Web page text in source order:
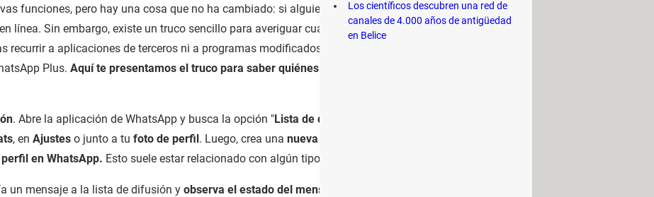
funciones, pero hay una cosa que no ha cambiado: si alguien te bloquea, no podrás ver su foto de
línea. Sin embargo, existe un truco sencillo para averiguar cuántas personas te han bloqueado. Lo
recurrir a aplicaciones de terceros ni a programas modificados que podrían poner en riesgo la
Plus. Aquí te presentamos el truco para saber quiénes te han bloqueado en la app de
. Abre la aplicación de WhatsApp y busca la opción "Lista de difusión
, en Ajustes o junto a tu foto de perfil. Luego, crea una nueva lista de difusión
en WhatsApp. Esto suele estar relacionado con algún tipo de bloqueo.
un mensaje a la lista de difusión y observa el estado del mensaje para cada contacto
Los científicos descubren una red de
canales de 4.000 años de antigüedad
en Belice